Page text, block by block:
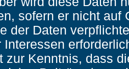
sofern er nicht auf
der Daten
Interessen
zur Kenntnis, dass